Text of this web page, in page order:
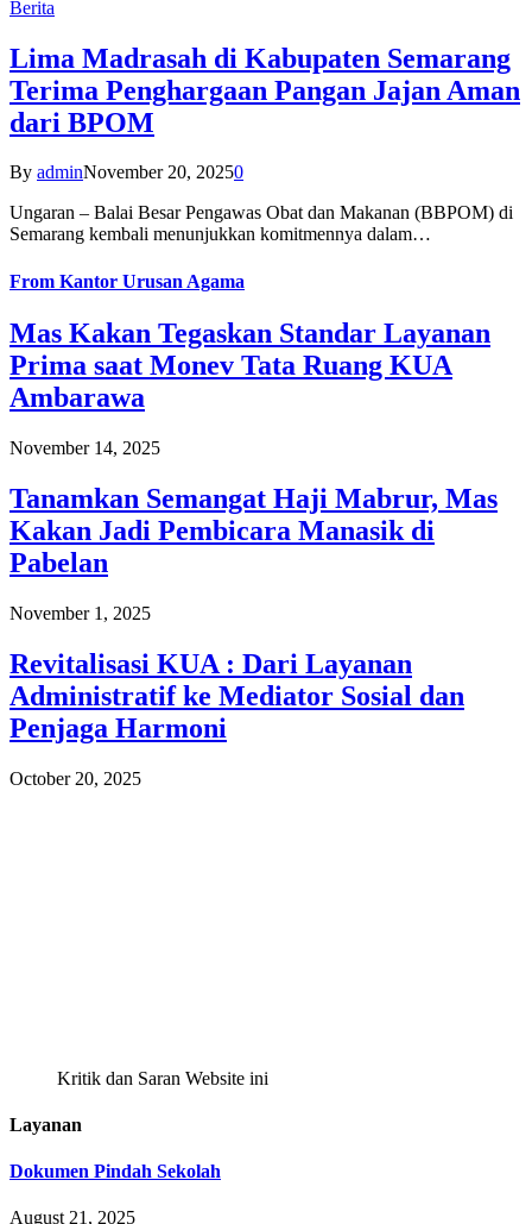
Berita
Lima Madrasah di Kabupaten Semarang
Terima Penghargaan Pangan Jajan Aman
dari BPOM
By adminNovember 20, 20250
Ungaran – Balai Besar Pengawas Obat dan Makanan (BBPOM) di
Semarang kembali menunjukkan komitmennya dalam…
From Kantor Urusan Agama
Mas Kakan Tegaskan Standar Layanan
Prima saat Monev Tata Ruang KUA
Ambarawa
November 14, 2025
Tanamkan Semangat Haji Mabrur, Mas
Kakan Jadi Pembicara Manasik di
Pabelan
November 1, 2025
Revitalisasi KUA : Dari Layanan
Administratif ke Mediator Sosial dan
Penjaga Harmoni
October 20, 2025
Kritik dan Saran Website ini
Layanan
Dokumen Pindah Sekolah
August 21, 2025